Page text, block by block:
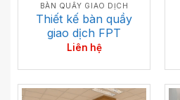
BÀN QUẦY GIAO DỊCH
Thiết kế bàn quầy
giao dịch FPT
Liên hệ